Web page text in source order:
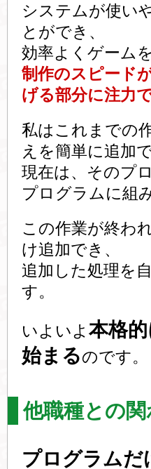
システムが使い
とができ、
効率よくゲーム
制作のスピード
げる部分に注力
私はこれまでの
えを簡単に追加
現在は、そのプ
プログラムに組
この作業が終わ
け追加でき、
追加した処理を
す。
いよいよ 本格
始まるのです。
他職種との関
プログラムだ